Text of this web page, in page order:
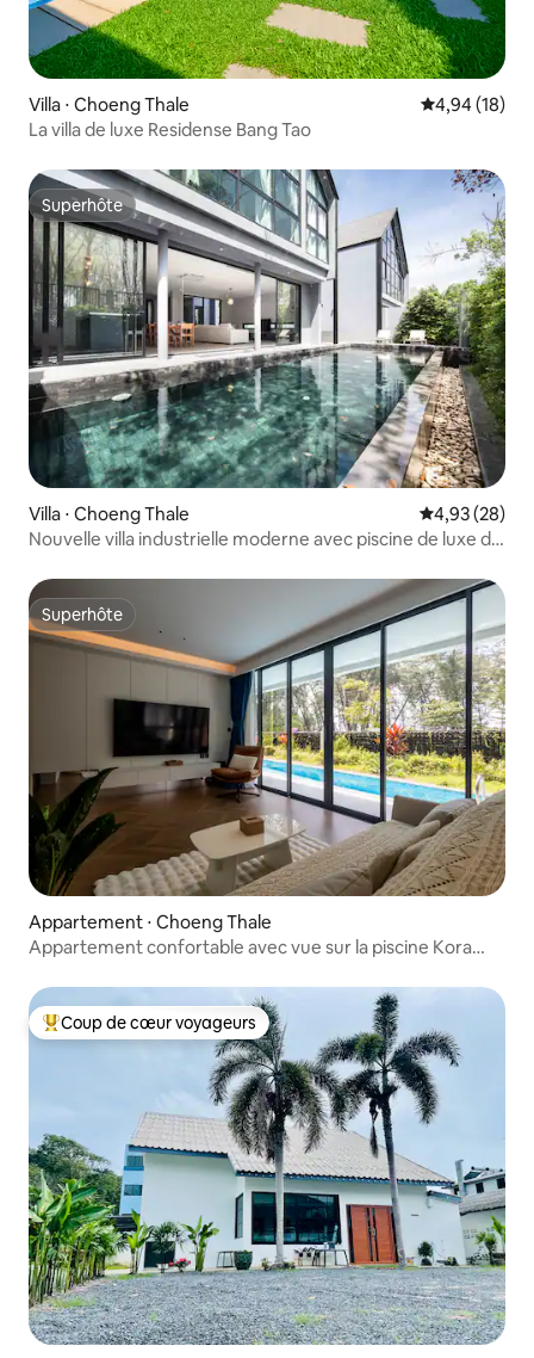
Villa ⋅ Choeng Thale Évaluation
4,94 (18)
La villa de luxe Residense Bang Tao
Superhôte
Superhôte
Villa ⋅ Choeng Thale Évaluation
4,93 (28)
Nouvelle villa industrielle moderne avec piscine de luxe de
Superhôte
Superhôte
Appartement ⋅ Choeng Thale
Appartement confortable avec vue sur la piscine Kora
Coups de cœur voyageurs les plus appréciés
Coup de cœur voyageurs